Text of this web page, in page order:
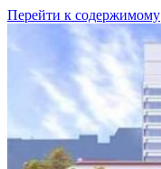
Перейти к содержимому